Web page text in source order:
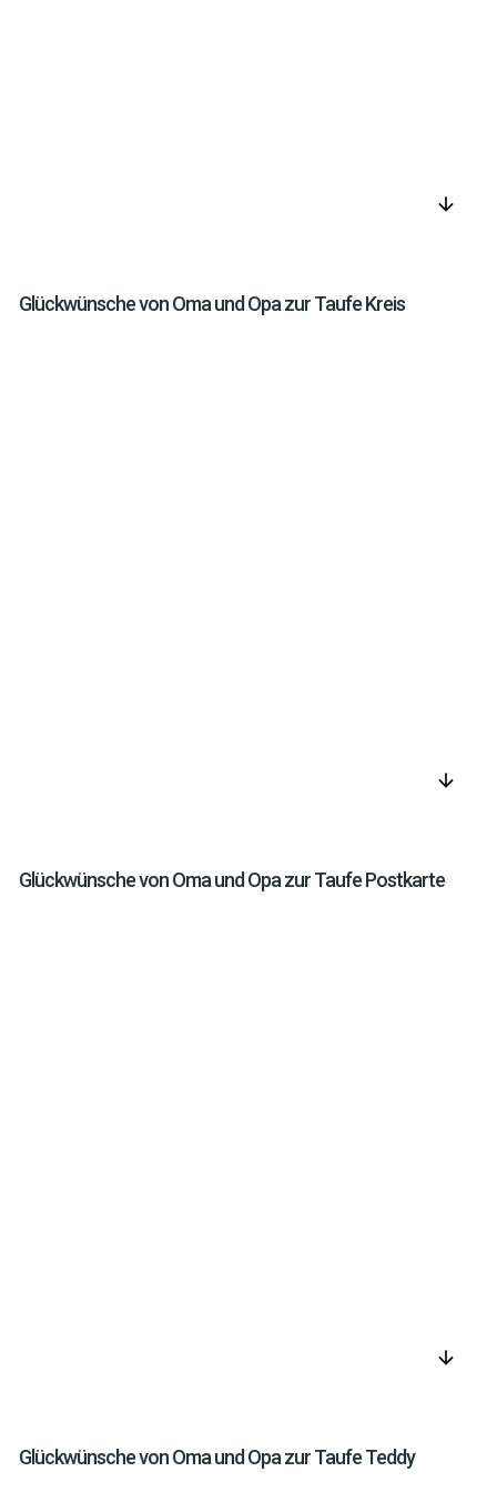
arrow_downward
Glückwünsche von Oma und Opa zur Taufe Kreis
arrow_downward
Glückwünsche von Oma und Opa zur Taufe Postkarte
arrow_downward
Glückwünsche von Oma und Opa zur Taufe Teddy